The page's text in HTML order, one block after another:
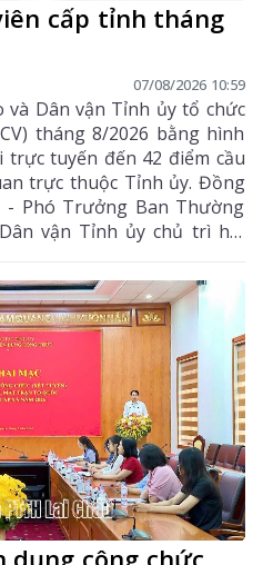
cấp tỉnh tháng
07/08/2026 10:59
và Dân vận Tỉnh ủy tổ chức
tháng 8/2026 bằng hình
tuyến đến 42 điểm cầu
trực thuộc Tỉnh ủy. Đồng
Phó Trưởng Ban Thường
vận Tỉnh ủy chủ trì hội